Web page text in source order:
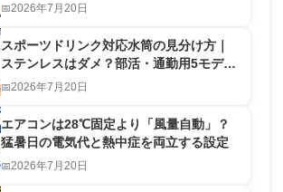
2026年7月20日
スポーツドリンク対応水筒の見分け方｜
ステンレスはダメ？部活・通勤用5モデル
比較
2026年7月20日
エアコンは28℃固定より「風量自動」？
猛暑日の電気代と熱中症を両立する設定
2026年7月20日